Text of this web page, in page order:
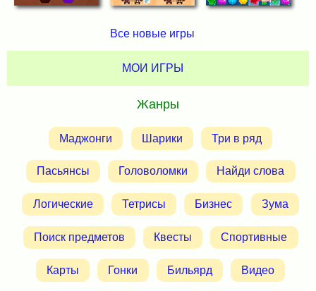
Все новые игры
МОИ ИГРЫ
Жанры
Маджонги Шарики Три в ряд
Пасьянсы Головоломки Найди слова
Логические Тетрисы Бизнес Зума
Поиск предметов Квесты Спортивные
Карты Гонки Бильярд Видео